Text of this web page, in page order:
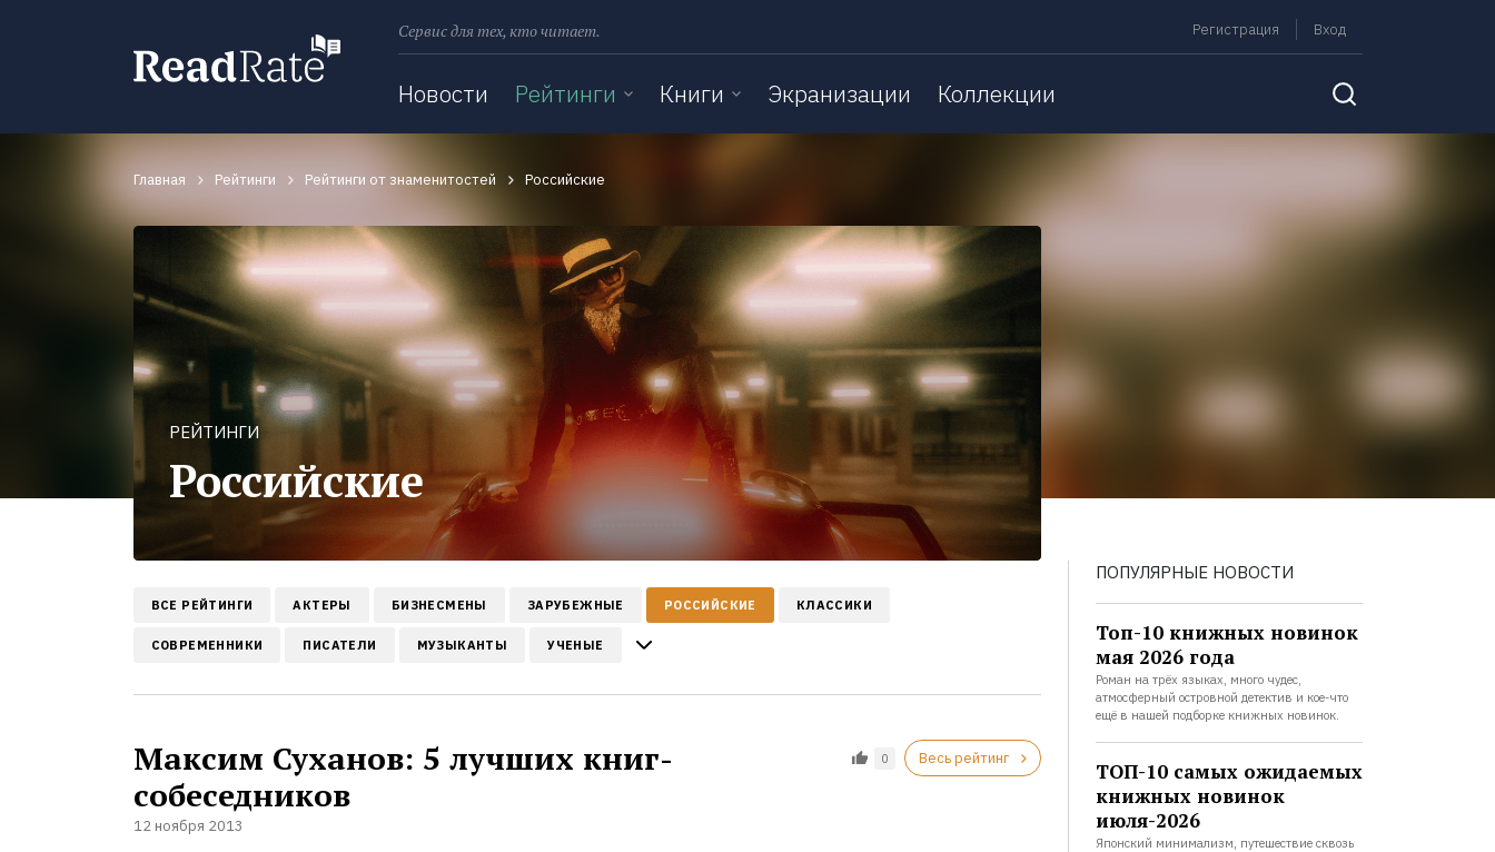
Сервис для тех, кто читает. Регистрация Вход
Новости Рейтинги Книги Экранизации Коллекции
Главная Рейтинги Рейтинги от знаменитостей Российские
РЕЙТИНГИ
Российские
ВСЕ РЕЙТИНГИ АКТЕРЫ БИЗНЕСМЕНЫ ЗАРУБЕЖНЫЕ РОССИЙСКИЕ КЛАССИКИ
СОВРЕМЕННИКИ ПИСАТЕЛИ МУЗЫКАНТЫ УЧЕНЫЕ
Максим Суханов: 5 лучших книг-
собеседников
12 ноября 2013
0 Весь рейтинг
ПОПУЛЯРНЫЕ НОВОСТИ
Топ-10 книжных новинок
мая 2026 года
Роман на трёх языках, много чудес,
атмосферный островной детектив и кое-что
ещё в нашей подборке книжных новинок.
ТОП-10 самых ожидаемых
книжных новинок
июля-2026
Японский минимализм, путешествие сквозь